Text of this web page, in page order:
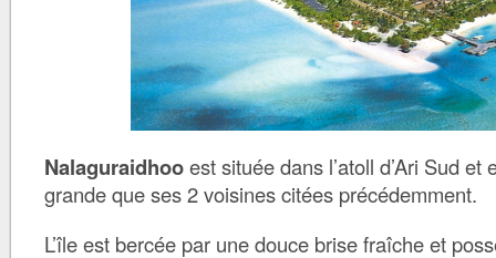
Nalaguraidhooest située dans l’atoll d’Ari Sud et
grande que ses 2 voisines citées précédemment.
L’île est bercée par une douce brise fraîche et